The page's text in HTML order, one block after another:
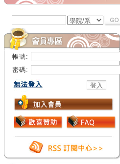
帳號:
密碼: